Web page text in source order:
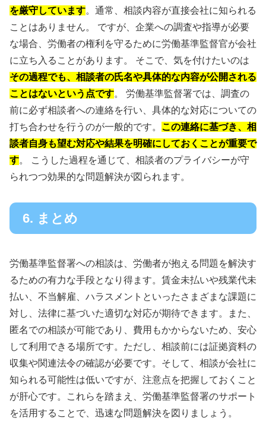
を厳守しています。通常、相談内容が直接会社に知られる
ことはありません。 ですが、企業への調査や指導が必要
な場合、労働者の権利を守るために労働基準監督官が会社
に立ち入ることがあります。 そこで、気を付けたいのは
その過程でも、相談者の氏名や具体的な内容が公開される
ことはないという点です。 労働基準監督署では、調査の
前に必ず相談者への連絡を行い、具体的な対応についての
打ち合わせを行うのが一般的です。 この連絡に基づき、相
談者自身も望む対応や結果を明確にしておくことが重要で
す。 こうした過程を通じて、相談者のプライバシーが守
られつつ効果的な問題解決が図られます。
6. まとめ
労働基準監督署への相談は、労働者が抱える問題を解決す
るための有力な手段となり得ます。賃金未払いや残業代未
払い、不当解雇、ハラスメントといったさまざまな課題に
対し、法律に基づいた適切な対応が期待できます。また、
匿名での相談が可能であり、費用もかからないため、安心
して利用できる場所です。ただし、相談前には証拠資料の
収集や関連法令の確認が必要です。そして、相談が会社に
知られる可能性は低いですが、注意点を把握しておくこと
が肝心です。これらを踏まえ、労働基準監督署のサポート
を活用することで、迅速な問題解決を図りましょう。